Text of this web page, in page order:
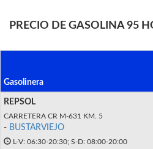
PRECIO DE GASOLINA 95
Gasolinera
REPSOL
CARRETERA CR M-631 KM. 5
- BUSTARVIEJO
L-V: 06:30-20:30; S-D: 08:00-20:00